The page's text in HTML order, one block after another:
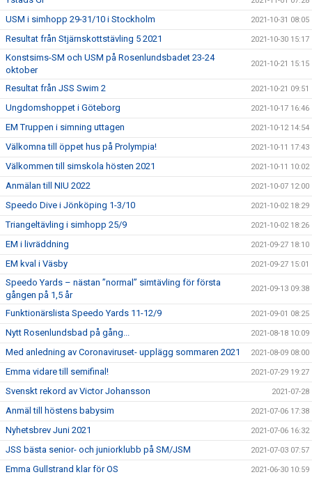
USM i simhopp 29-31/10 i Stockholm 2021-10-31 08:05
Resultat från Stjärnskottstävling 5 2021 2021-10-30 15:17
Konstsims-SM och USM på Rosenlundsbadet 23-24
oktober
2021-10-21 15:15
Resultat från JSS Swim 2 2021-10-21 09:51
Ungdomshoppet i Göteborg 2021-10-17 16:46
EM Truppen i simning uttagen 2021-10-12 14:54
Välkomna till öppet hus på Prolympia! 2021-10-11 17:43
Välkommen till simskola hösten 2021 2021-10-11 10:02
Anmälan till NIU 2022 2021-10-07 12:00
Speedo Dive i Jönköping 1-3/10 2021-10-02 18:29
Triangeltävling i simhopp 25/9 2021-10-02 18:26
EM i livräddning 2021-09-27 18:10
EM kval i Väsby 2021-09-27 15:01
Speedo Yards – nästan ”normal” simtävling för första
gången på 1,5 år
2021-09-13 09:38
Funktionärslista Speedo Yards 11-12/9 2021-09-01 08:25
Nytt Rosenlundsbad på gång... 2021-08-18 10:09
Med anledning av Coronaviruset- upplägg sommaren 2021 2021-08-09 08:00
Emma vidare till semifinal! 2021-07-29 19:27
Svenskt rekord av Victor Johansson 2021-07-28
Anmäl till höstens babysim 2021-07-06 17:38
Nyhetsbrev Juni 2021 2021-07-06 16:32
JSS bästa senior- och juniorklubb på SM/JSM 2021-07-03 07:57
Emma Gullstrand klar för OS 2021-06-30 10:59